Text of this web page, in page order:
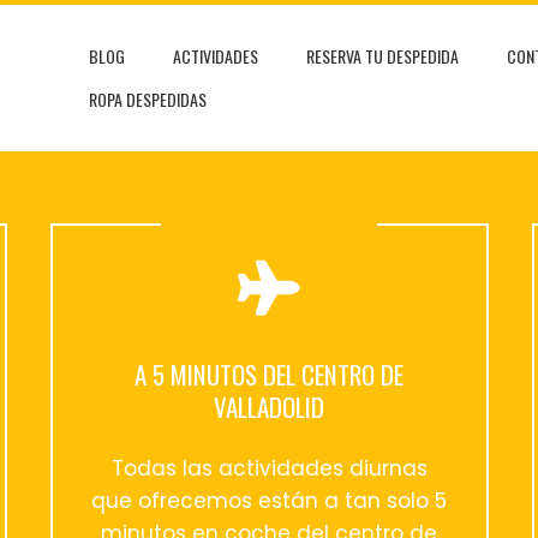
BLOG ACTIVIDADES RESERVA TU DESPEDIDA
ROPA DESPEDIDAS
A 5 MINUTOS DEL CENTRO DE
VALLADOLID
Todas las actividades diurnas
que ofrecemos están a tan solo 5